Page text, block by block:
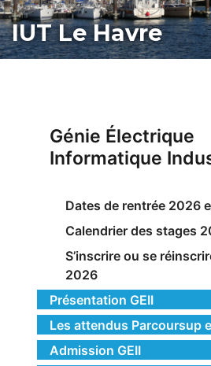
IUT Le Havre
Génie Électrique
Informatique
Dates de rentrée 2026
Calendrier des stages
S’inscrire ou se
2026
Présentation GEII
Les attendus Parcoursup
Admission GEII